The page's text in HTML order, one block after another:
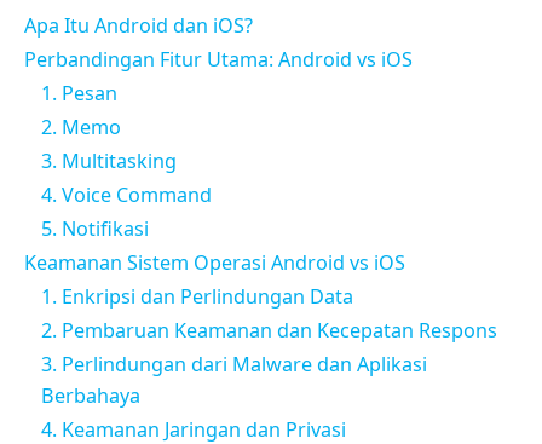
Apa Itu Android dan iOS?
Perbandingan Fitur Utama: Android vs iOS
1. Pesan
2. Memo
3. Multitasking
4. Voice Command
5. Notifikasi
Keamanan Sistem Operasi Android vs iOS
1. Enkripsi dan Perlindungan Data
2. Pembaruan Keamanan dan Kecepatan Respons
3. Perlindungan dari Malware dan Aplikasi
Berbahaya
4. Keamanan Jaringan dan Privasi